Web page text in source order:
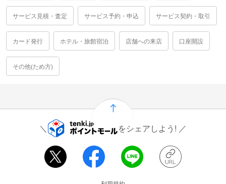
サービス見積・査定 サービス予約・申込 サービス契約・取引
カード発行 ホテル・旅館宿泊 店舗への来店 口座開設
その他(ため方)
をシェアしよう!